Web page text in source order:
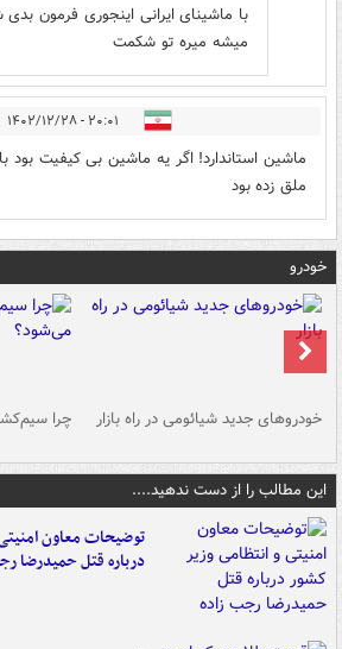
با ماشینای ایرانی اینجوری فرمون
میشه میره تو شکمت
۲۰:۰۱ - ۱۴۰۲/۱۲/۲۸
ملق زده بود
خودرو
خودروهای جدید شیائومی در راه بازار چرا
این مطالب را از دست ندهید....
توضیحات معاون
درباره قتل حمیدرضا